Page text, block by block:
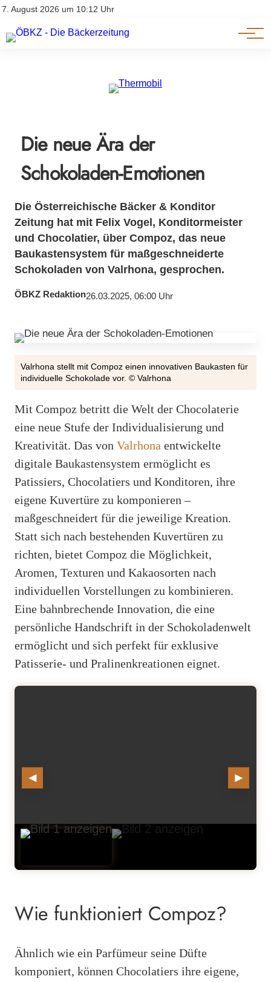
7. August 2026 um 10:12 Uhr
Impressum & Offenlegung
Am Wort
Genuss & Trends
Die neue Ära der
Schokoladen-Emotionen
Die Österreichische Bäcker & Konditor
Zeitung hat mit Felix Vogel, Konditormeister
und Chocolatier, über Compoz, das neue
Baukastensystem für maßgeschneiderte
Schokoladen von Valrhona, gesprochen.
ÖBKZ Redaktion26.03.2025, 06:00 Uhr
Valrhona stellt mit Compoz einen innovativen Baukasten für
individuelle Schokolade vor. © Valrhona
Mit Compoz betritt die Welt der Chocolaterie
eine neue Stufe der Individualisierung und
Kreativität. Das von Valrhona entwickelte
digitale Baukastensystem ermöglicht es
Patissiers, Chocolatiers und Konditoren, ihre
eigene Kuvertüre zu komponieren –
maßgeschneidert für die jeweilige Kreation.
Statt sich nach bestehenden Kuvertüren zu
richten, bietet Compoz die Möglichkeit,
Aromen, Texturen und Kakaosorten nach
individuellen Vorstellungen zu kombinieren.
Eine bahnbrechende Innovation, die eine
persönliche Handschrift in der Schokoladenwelt
ermöglicht und sich perfekt für exklusive
Patisserie- und Pralinenkreationen eignet.
◄ ►
Wie funktioniert Compoz?
Ähnlich wie ein Parfümeur seine Düfte
komponiert, können Chocolatiers ihre eigene,